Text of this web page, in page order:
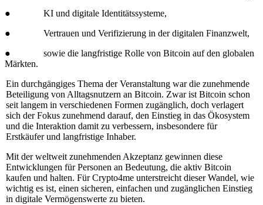
● KI und digitale Identitätssysteme,
● Vertrauen und Verifizierung in der digitalen Finanzwelt,
● sowie die langfristige Rolle von Bitcoin auf den globalen
Märkten.
Ein durchgängiges Thema der Veranstaltung war die zunehmende
Beteiligung von Alltagsnutzern an Bitcoin. Zwar ist Bitcoin schon
seit langem in verschiedenen Formen zugänglich, doch verlagert
sich der Fokus zunehmend darauf, den Einstieg in das Ökosystem
und die Interaktion damit zu verbessern, insbesondere für
Erstkäufer und langfristige Inhaber.
Mit der weltweit zunehmenden Akzeptanz gewinnen diese
Entwicklungen für Personen an Bedeutung, die aktiv Bitcoin
kaufen und halten. Für Crypto4me unterstreicht dieser Wandel, wie
wichtig es ist, einen sicheren, einfachen und zugänglichen Einstieg
in digitale Vermögenswerte zu bieten.